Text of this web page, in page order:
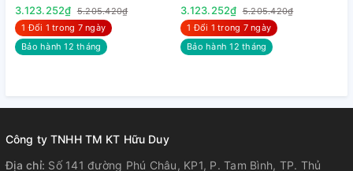
600
+Tải bảng giá
3.123.252₫ 5.205.420₫
1 Đổi 1 trong 7 ngày
Bảo hành 12 tháng
3.123.252₫ 5.205.420₫
1 Đổi 1 trong 7 ngày
Bảo hành 12 tháng
Công ty TNHH TM KT Hữu Duy
Địa chỉ: Số 141 đường Phú Châu, KP1, P. Tam Bình, TP. Thủ